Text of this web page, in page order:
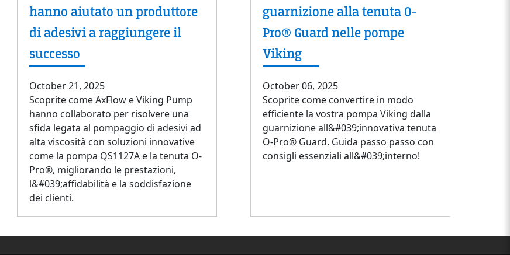
hanno aiutato un produttore
di adesivi a raggiungere il
successo
October 21, 2025
Scoprite come AxFlow e Viking Pump
hanno collaborato per risolvere una
sfida legata al pompaggio di adesivi ad
alta viscosità con soluzioni innovative
come la pompa QS1127A e la tenuta O-
Pro®, migliorando le prestazioni,
l&#039;affidabilità e la soddisfazione
dei clienti.
guarnizione alla tenuta O-
Pro® Guard nelle pompe
Viking
October 06, 2025
Scoprite come convertire in modo
efficiente la vostra pompa Viking dalla
guarnizione all&#039;innovativa tenuta
O-Pro® Guard. Guida passo passo con
consigli essenziali all&#039;interno!